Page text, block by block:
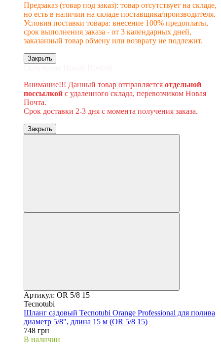
Предзаказ (товар под заказ): товар отсутствует на складе,
но есть в наличии на складе поставщика/производителя.
Условия поставки товара: внесение 100% предоплаты,
срок выполнения заказа - от 3 календарных дней,
заказанный товар обмену или возврату не подлежит.
Закрыть
Внимание!!! Данный товар отправляется отдельной
поссылкой с удаленного склада, перевозчиком Новая
Почта.
Срок доставки 2-3 дня с момента получения заказа.
Закрыть
Артикул: OR 5/8 15
Tecnotubi
Шланг садовый Tecnotubi Orange Professional для полива
диаметр 5/8", длина 15 м (OR 5/8 15)
748 грн
В наличии